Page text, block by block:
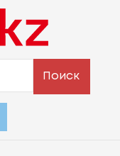
Поиск